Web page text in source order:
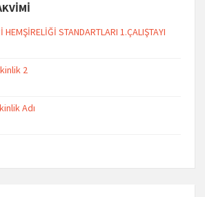
HEMŞİRELİĞİ STANDARTLARI 1.ÇALIŞTAYI
2
Adı